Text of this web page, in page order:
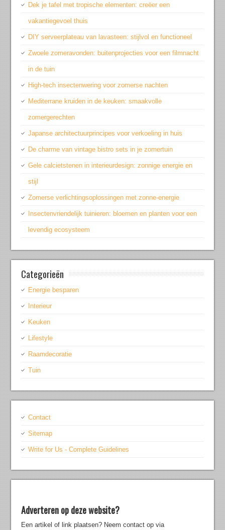
Dek je tafel met tropische elementen: creëer een
vakantiegevoel thuis
DIY serveerplateau van lavasteen: stijlvol en functioneel
Zwoele zomeravonden: buitenprojecties voor een filmnacht
in de tuin
High-tech insectenwering voor zomerse nachten
Mediterrane kruiden in de keuken: smaakvolle
zomergerechten
Japanse architectuurprincipes voor verkoeling in huis
De charme van vintage bistro sets in je zomertuin
Gele calcietstenen in interieurdesign: zonnige energie en
stijl
Zomerse verlichtingsoplossingen met zonne-energie
Insectenvriendelijk tuinieren: bloemen en planten voor een
levendig ecosysteem
Categorieën
Energie besparen
Interieur
Keuken
Lifestyle
Raamdecoratie
Tuin
Contact
Sitemap
Write for Us - Complete Guidelines
Adverteren op deze website?
Een artikel of link plaatsen? Neem contact op via